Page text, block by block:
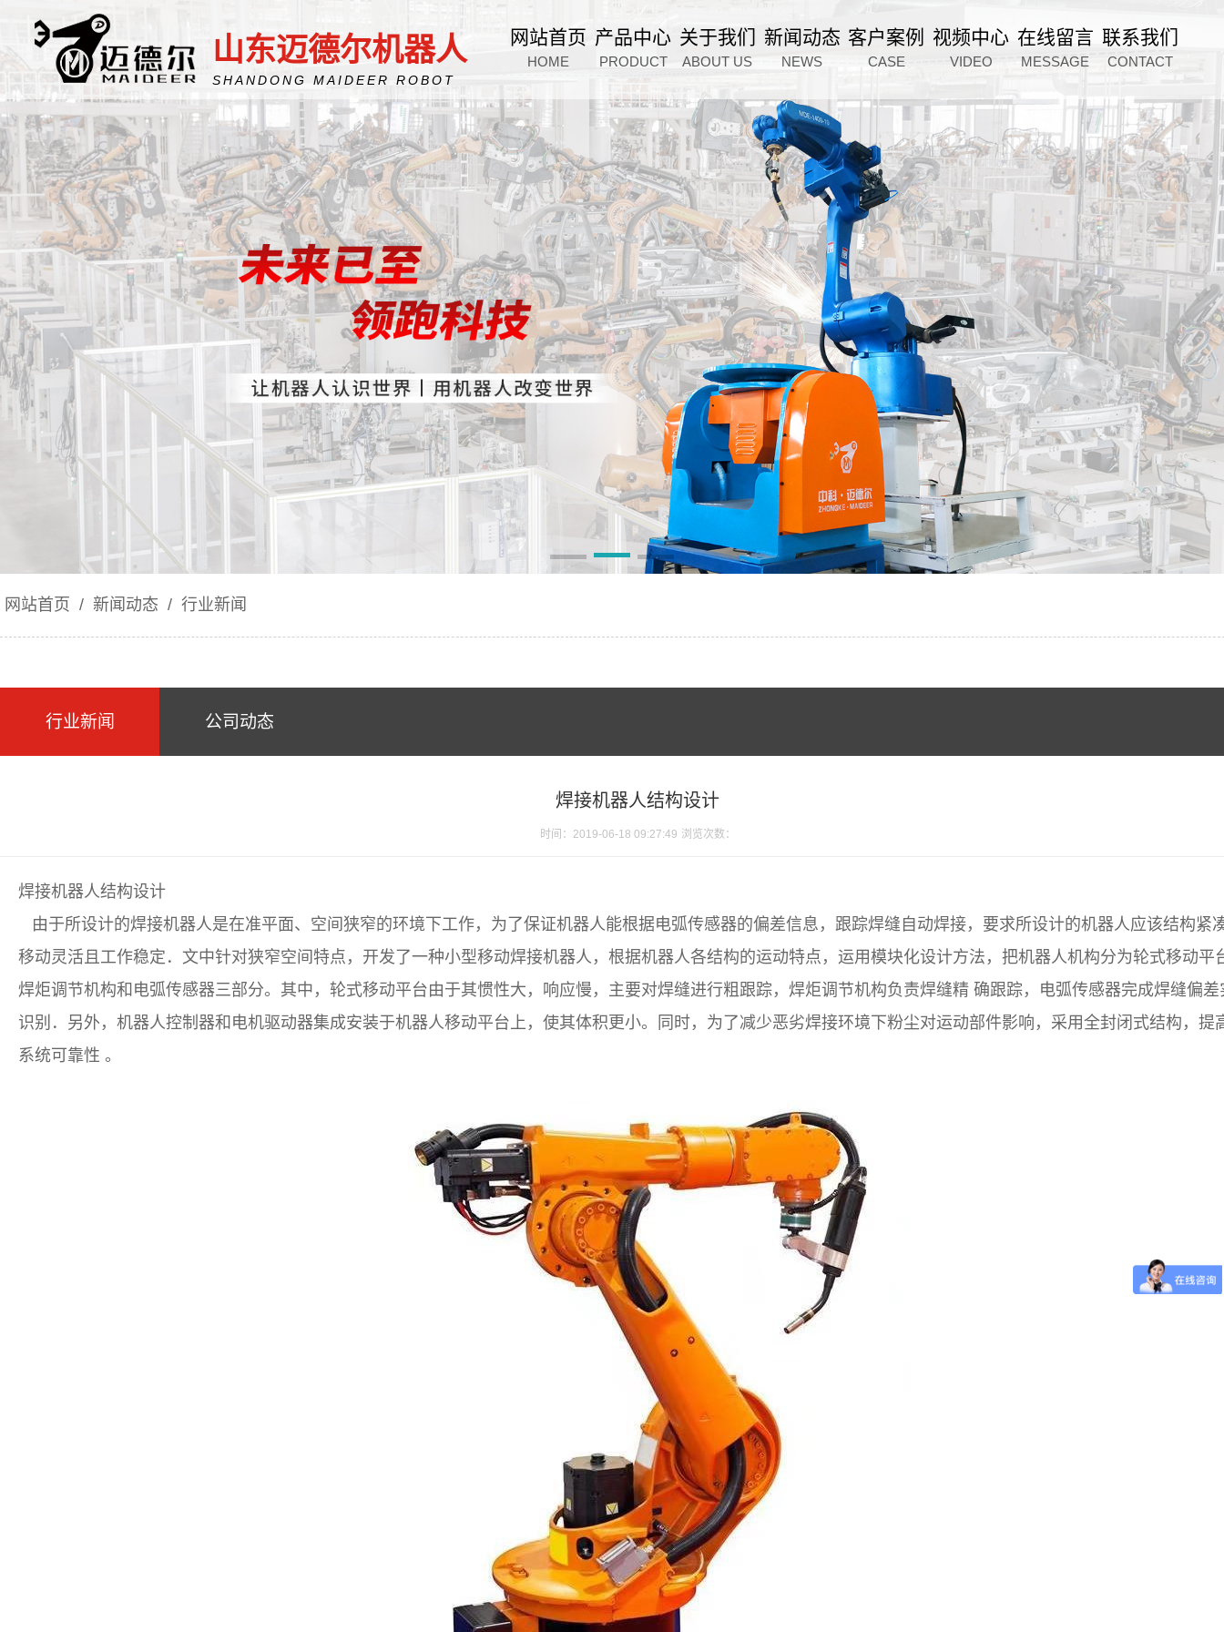
山东迈德尔机器人
SHANDONG MAIDEER ROBOT
网站首页
HOME
产品中心
PRODUCT
关于我们
ABOUT US
新闻动态
NEWS
客户案例
CASE
视频中心
VIDEO
在线留言
MESSAGE
联系我们
CONTACT
网站首页 / 新闻动态 / 行业新闻
行业新闻 公司动态
焊接机器人结构设计
时间：2019-06-18 09:27:49 浏览次数：
焊接机器人结构设计
由于所设计的焊接机器人是在准平面、空间狭窄的环境下工作，为了保证机器人能根据电弧传感器的偏差信息，跟踪焊缝自动焊接，要求所设计的机器人应该结构紧
移动灵活且工作稳定．文中针对狭窄空间特点，开发了一种小型移动焊接机器人，根据机器人各结构的运动特点，运用模块化设计方法，把机器人机构分为轮式移动平
焊炬调节机构和电弧传感器三部分。其中，轮式移动平台由于其惯性大，响应慢，主要对焊缝进行粗跟踪，焊炬调节机构负责焊缝精 确跟踪，电弧传感器完成焊缝偏差
识别．另外，机器人控制器和电机驱动器集成安装于机器人移动平台上，使其体积更小。同时，为了减少恶劣焊接环境下粉尘对运动部件影响，采用全封闭式结构，提
系统可靠性 。
p=2:975968020:41" />
给我们留言
微信扫一扫
服务电话 15963612288
给我们留言